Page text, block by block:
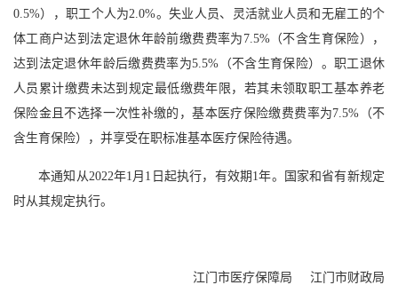
0.5%），职工个人为2.0%。失业人员、灵活就业人员和无雇工的个
体工商户达到法定退休年龄前缴费费率为7.5%（不含生育保险），
达到法定退休年龄后缴费费率为5.5%（不含生育保险）。职工退休
人员累计缴费未达到规定最低缴费年限，若其未领取职工基本养老
保险金且不选择一次性补缴的，基本医疗保险缴费费率为7.5%（不
含生育保险），并享受在职标准基本医疗保险待遇。
本通知从2022年1月1日起执行，有效期1年。国家和省有新规定
时从其规定执行。
江门市医疗保障局 江门市财政局